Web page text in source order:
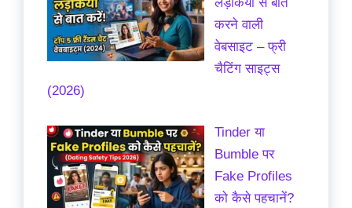
करने वाली
वेबसाइट – फ्री
चैटिंग साइट्स
(2026)
Tinder या
Bumble पर
Fake Profiles
को कैसे पहचानें?